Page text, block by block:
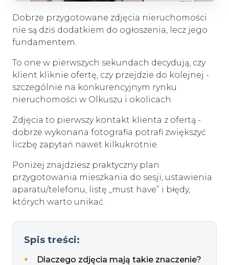
Dobrze przygotowane zdjęcia nieruchomości
nie są dziś dodatkiem do ogłoszenia, lecz jego
fundamentem.
To one w pierwszych sekundach decydują, czy
klient kliknie ofertę, czy przejdzie do kolejnej -
szczególnie na konkurencyjnym rynku
nieruchomości w Olkuszu i okolicach.
Zdjęcia to pierwszy kontakt klienta z ofertą -
dobrze wykonana fotografia potrafi zwiększyć
liczbę zapytań nawet kilkukrotnie.
Poniżej znajdziesz praktyczny plan
przygotowania mieszkania do sesji, ustawienia
aparatu/telefonu, listę „must have” i błędy,
których warto unikać.
Spis treści:
Dlaczego zdjęcia mają takie znaczenie?